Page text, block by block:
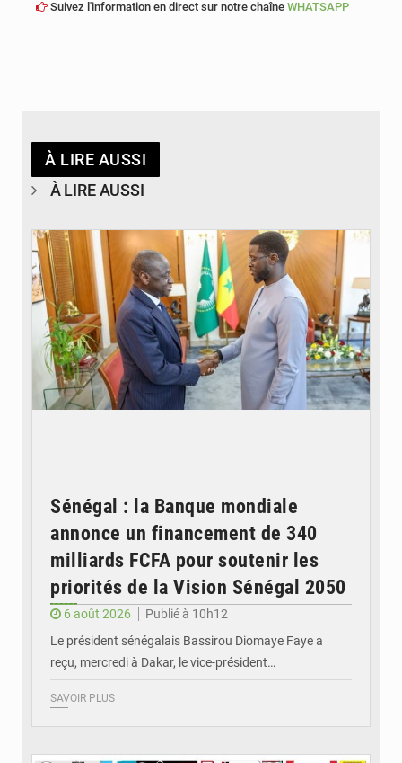
Suivez l'information en direct sur notre chaîne WHATSAPP
À LIRE AUSSI
À LIRE AUSSI
Sénégal : la Banque mondiale
annonce un financement de 340
milliards FCFA pour soutenir les
priorités de la Vision Sénégal 2050
6 août 2026
Publié à 10h12
Le président sénégalais Bassirou Diomaye Faye a
reçu, mercredi à Dakar, le vice-président…
SAVOIR PLUS